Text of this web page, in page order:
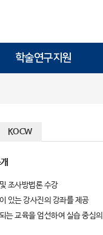
학술연구지원
KOCW
조사방법론 수강
있는 강사진의 강좌를 제공
는 교육을 엄선하여 실습 중심